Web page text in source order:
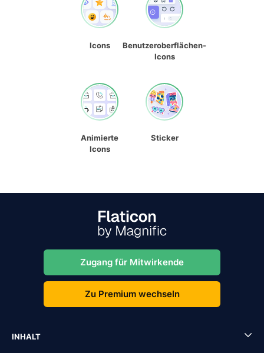
Icons
Benutzeroberflächen-
Icons
Animierte
Icons
Sticker
Zugang für Mitwirkende
Zu Premium wechseln
INHALT